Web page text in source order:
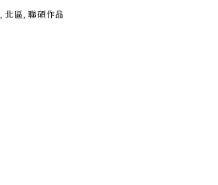
, 北區, 聯碩作品